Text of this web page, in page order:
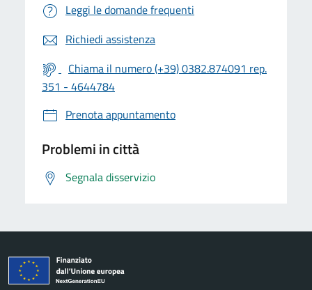
Leggi le domande frequenti
Richiedi assistenza
Chiama il numero (+39) 0382.874091 rep.
351 - 4644784
Prenota appuntamento
Problemi in città
Segnala disservizio